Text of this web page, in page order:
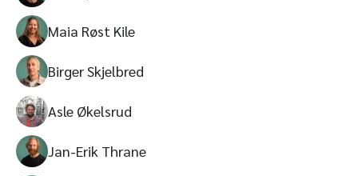
Maia Røst Kile
Birger Skjelbred
Asle Økelsrud
Jan-Erik Thrane